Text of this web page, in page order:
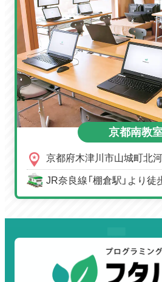
京都南教
京都府木津川市山城町北
JR奈良線「棚倉駅」より徒